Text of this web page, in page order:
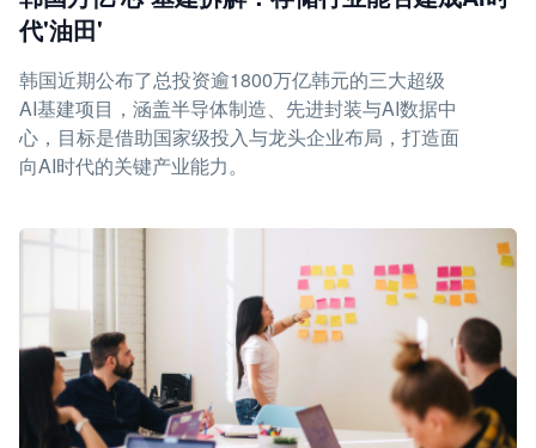
代'油田'
韩国近期公布了总投资逾1800万亿韩元的三大超级
AI基建项目，涵盖半导体制造、先进封装与AI数据中
心，目标是借助国家级投入与龙头企业布局，打造面
向AI时代的关键产业能力。